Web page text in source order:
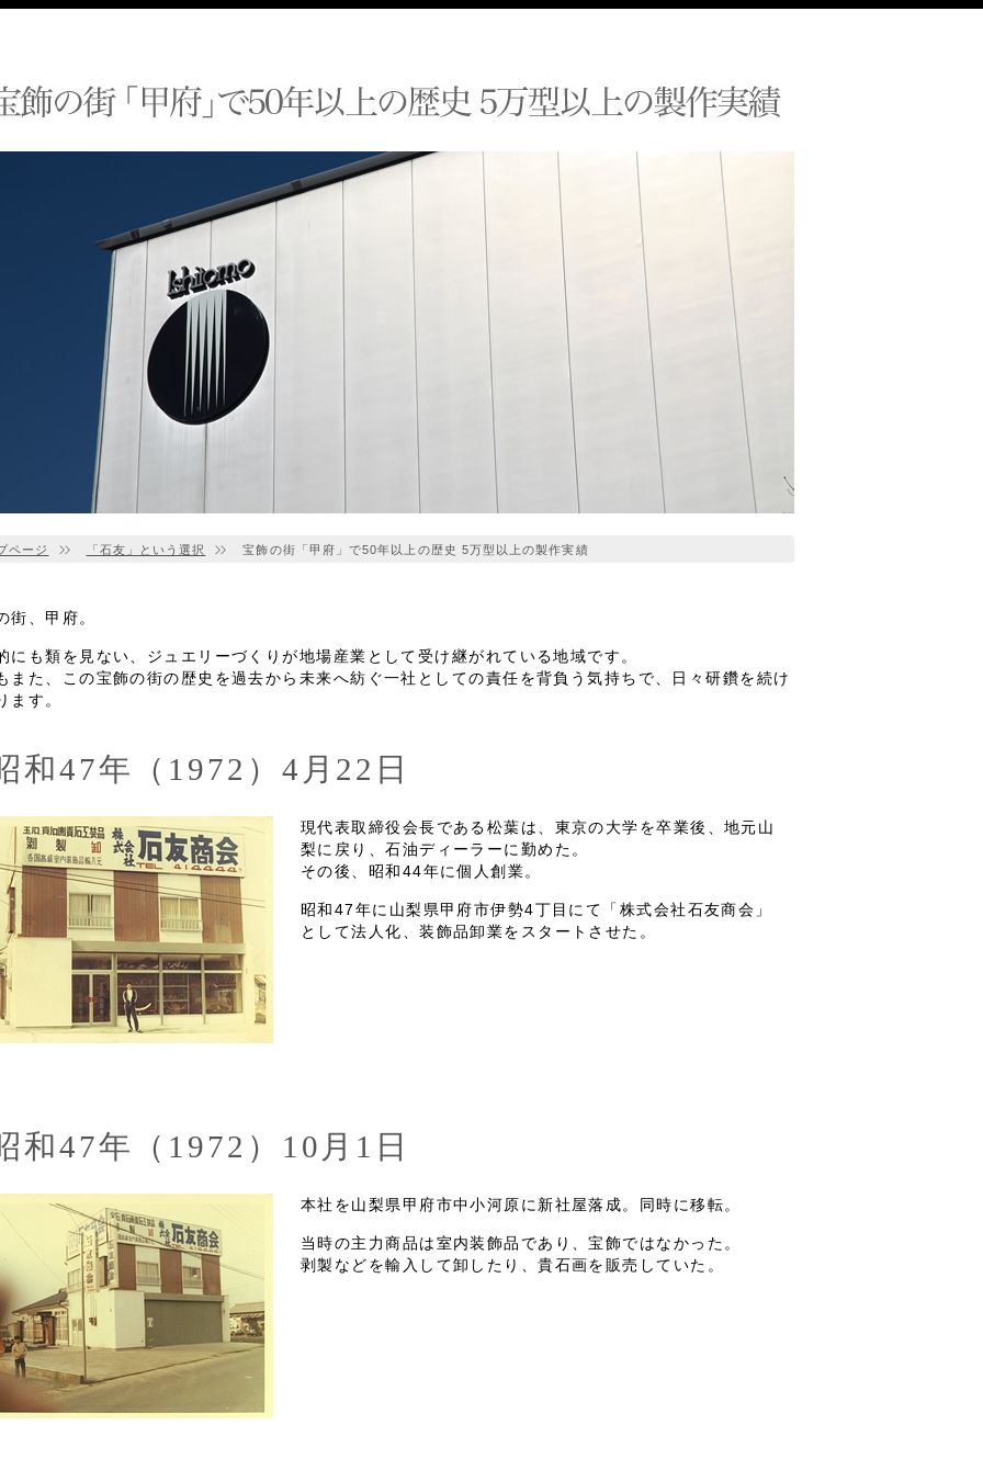
ページ 「石友」という選択 宝飾の街「甲府」で50年以上の歴史 5万型以上の製作実績
街、甲府。
にも類を見ない、ジュエリーづくりが地場産業として受け継がれている地域です。
また、この宝飾の街の歴史を過去から未来へ紡ぐ一社としての責任を背負う気持ちで、日々研鑽を続け
ます。
和47年（1972）4月22日
現代表取締役会長である松葉は、東京の大学を卒業後、地元山
梨に戻り、石油ディーラーに勤めた。
その後、昭和44年に個人創業。
昭和47年に山梨県甲府市伊勢4丁目にて「株式会社石友商会」
として法人化、装飾品卸業をスタートさせた。
和47年（1972）10月1日
本社を山梨県甲府市中小河原に新社屋落成。同時に移転。
当時の主力商品は室内装飾品であり、宝飾ではなかった。
剥製などを輸入して卸したり、貴石画を販売していた。